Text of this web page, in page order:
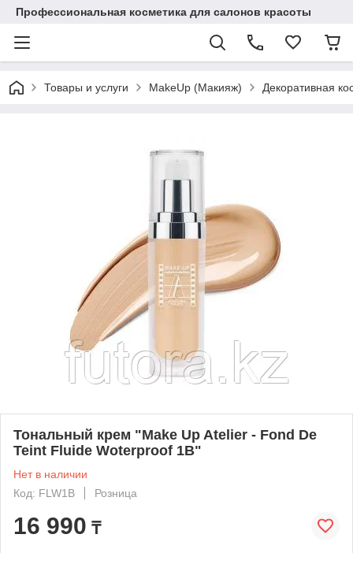
Профессиональная косметика для салонов красоты
Товары и услуги MakeUp (Макияж) Декоративная
Тональный крем "Make Up Atelier - Fond De
Teint Fluide Woterproof 1B"
Нет в наличии
Код: FLW1B
Розница
16 990 ₸